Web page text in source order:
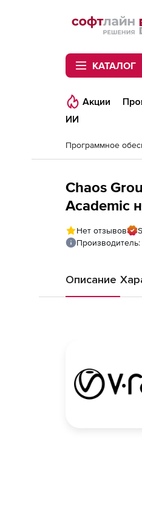
Softline
КАТАЛОГ
Акции
ИИ
Программное
Chaos
Academic
Нет отзывов
Производитель:
Описание